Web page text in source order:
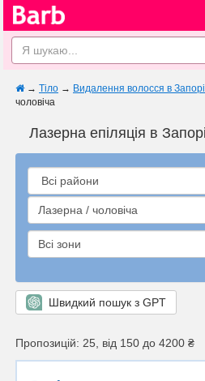
→ Тіло → Видалення волосся в
чоловіча
Лазерна епіляція в
Лазерна / чоловіча
Всі зони
Швидкий пошук з GPT
Пропозицій: 25, від 150 до 4200 ₴